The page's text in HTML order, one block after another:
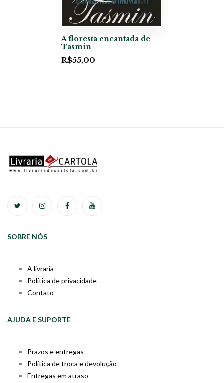
A floresta encantada de
Tasmin
R$55,00
SOBRE NÓS
A livraria
Política de privacidade
Contato
AJUDA E SUPORTE
Prazos e entregas
Política de troca e devolução
Entregas em atraso